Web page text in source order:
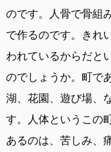
のです。人骨で骨組
で作るのです。きれ
われているからだと
のでしょうか。町で
湖、花園、遊び場、
す。人体というこの
あるのは、苦しみ、